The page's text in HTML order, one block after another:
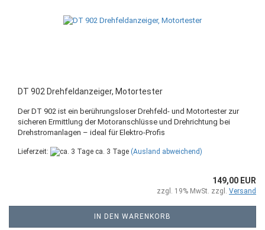
DT 902 Drehfeldanzeiger, Motortester
Der DT 902 ist ein berührungsloser Drehfeld- und Motortester zur
sicheren Ermittlung der Motoranschlüsse und Drehrichtung bei
Drehstromanlagen – ideal für Elektro-Profis
Lieferzeit: ca. 3 Tage (Ausland abweichend)
149,00 EUR
zzgl. 19% MwSt. zzgl. Versand
IN DEN WARENKORB